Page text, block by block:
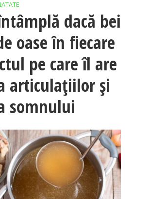
dacă bei
oase în fiecare
pe care îl are
articulațiilor și
somnului